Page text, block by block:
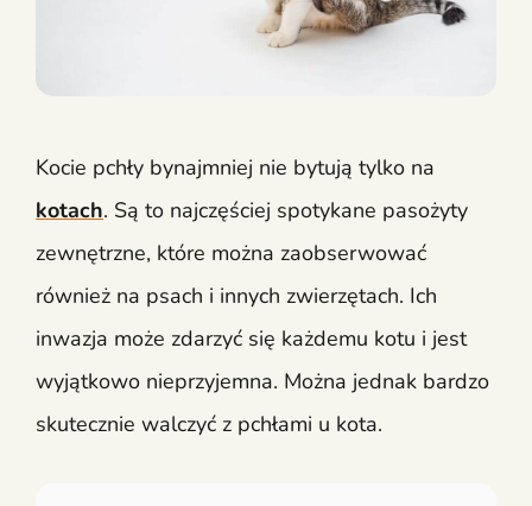
Kocie pchły bynajmniej nie bytują tylko na
kotach. Są to najczęściej spotykane pasożyty
zewnętrzne, które można zaobserwować
również na psach i innych zwierzętach. Ich
inwazja może zdarzyć się każdemu kotu i jest
wyjątkowo nieprzyjemna. Można jednak bardzo
skutecznie walczyć z pchłami u kota.